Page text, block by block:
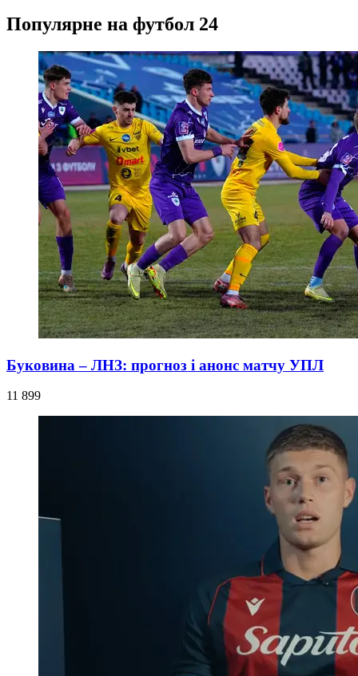
Популярне на футбол 24
Буковина – ЛНЗ: прогноз і анонс матчу УПЛ
11 899